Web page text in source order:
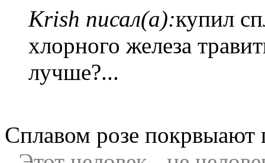
Krish писал(а):купил
хлорного железа
лучше?...
Сплавом розе покрвыают